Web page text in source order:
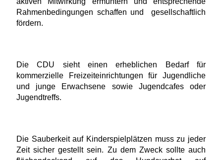
Rahmenbedingungen schaffen und
gesellschaftlich
fördern.
Die CDU sieht einen erheblichen Bedarf für
kommerzielle Freizeiteinrichtungen für Jugendliche
und junge Erwachsene sowie Jugendcafes oder
Jugendtreffs.
Die Sauberkeit auf Kinderspielplätzen muss zu jeder
Zeit sicher gestellt sein. Zu dem Zweck sollte auch